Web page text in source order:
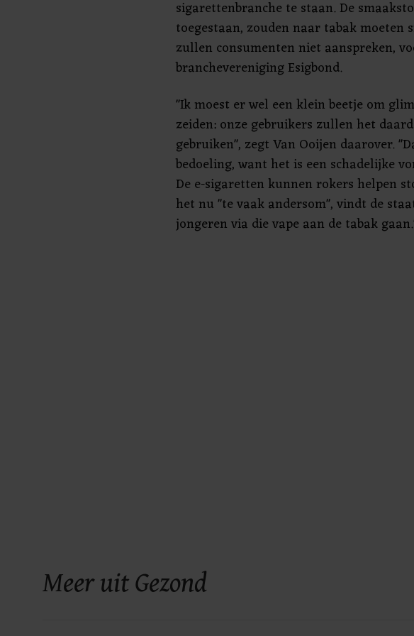
sigarettenbranche te staan. De
toegestaan, zouden naar tabak moeten
zullen consumenten niet aanspreken,
branchevereniging Esigbond.
"Ik moest er wel een klein beetje om
zeiden: onze gebruikers zullen het
gebruiken", zegt Van Ooijen daarover.
bedoeling, want het is een schadelijke
De e-sigaretten kunnen rokers helpen
het nu "te vaak andersom", vindt de
jongeren via die vape aan de tabak
Meer uit Gezond